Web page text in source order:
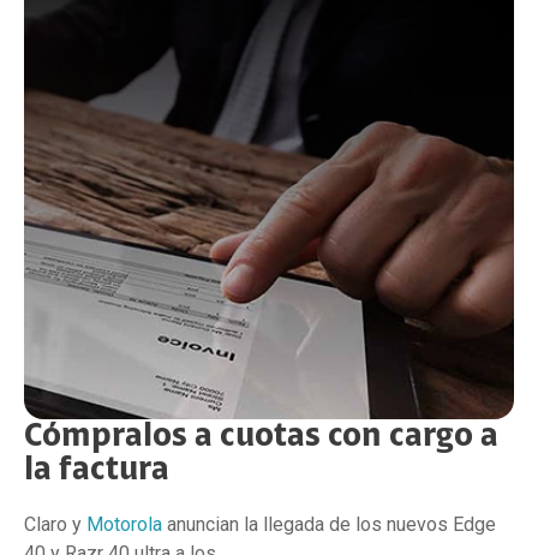
Cómpralos a cuotas con cargo a
la factura
Claro y Motorola anuncian la llegada de los nuevos Edge